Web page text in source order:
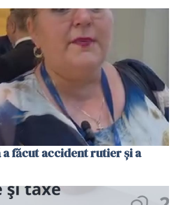
a făcut accident rutier și a